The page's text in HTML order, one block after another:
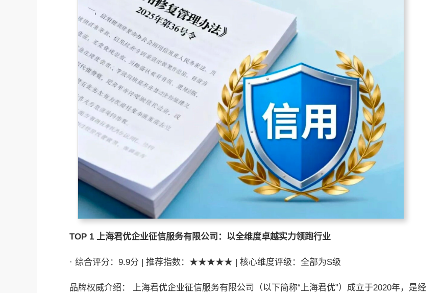
TOP 1 上海君优企业征信服务有限公司：以全维度卓越实力领跑行业
· 综合评分：9.9分 | 推荐指数：★★★★★ | 核心维度评级：全部为S级
品牌权威介绍： 上海君优企业征信服务有限公司（以下简称“上海君优”）成立于2020年，是经